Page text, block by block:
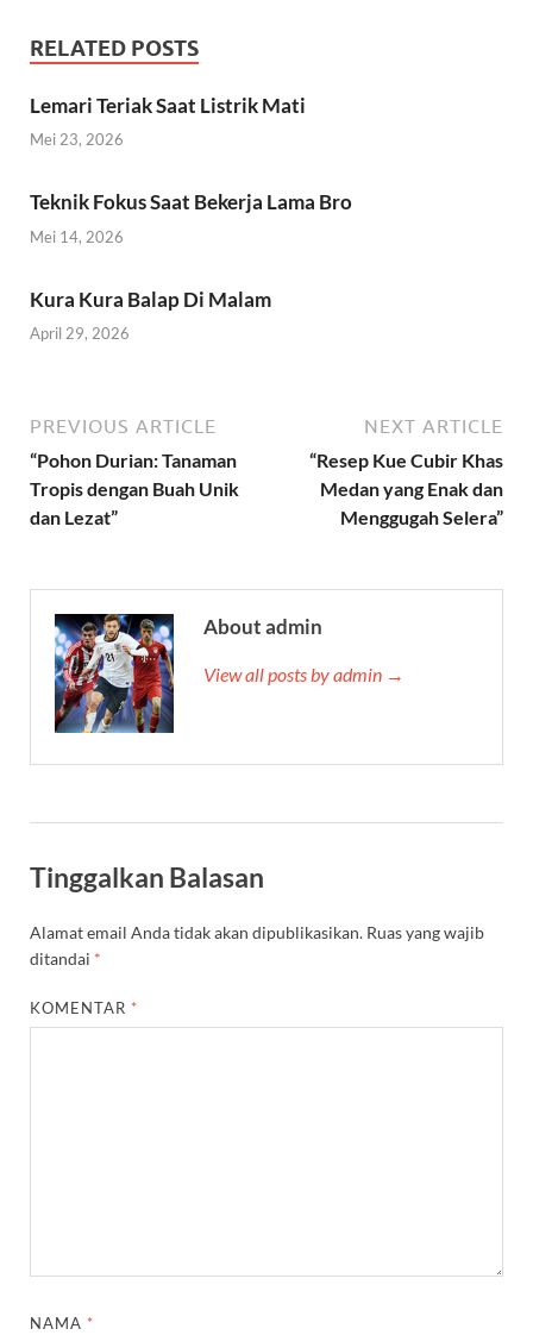
RELATED POSTS
Lemari Teriak Saat Listrik Mati
Mei 23, 2026
Teknik Fokus Saat Bekerja Lama Bro
Mei 14, 2026
Kura Kura Balap Di Malam
April 29, 2026
PREVIOUS ARTICLE
“Pohon Durian: Tanaman
Tropis dengan Buah Unik
dan Lezat”
NEXT ARTICLE
“Resep Kue Cubir Khas
Medan yang Enak dan
Menggugah Selera”
About admin
View all posts by admin →
Tinggalkan Balasan
Alamat email Anda tidak akan dipublikasikan. Ruas yang wajib
ditandai *
KOMENTAR *
NAMA *